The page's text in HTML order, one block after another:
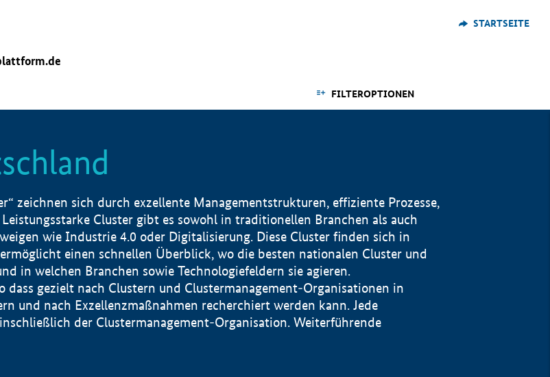
STARTSEITE
FILTEROPTIONEN
zeichnen sich durch exzellente Managementstrukturen, effiziente Prozesse,
Cluster gibt es sowohl in traditionellen Branchen als auch
wie Industrie 4.0 oder Digitalisierung. Diese Cluster finden sich in
einen schnellen Überblick, wo die besten nationalen Cluster und
in welchen Branchen sowie Technologiefeldern sie agieren.
gezielt nach Clustern und Clustermanagement-Organisationen in
und nach Exzellenzmaßnahmen recherchiert werden kann. Jede
der Clustermanagement-Organisation. Weiterführende